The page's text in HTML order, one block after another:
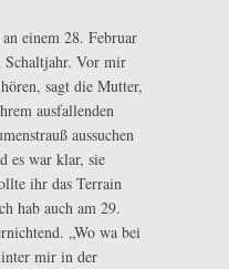
einem 28. Februar
Schaltjahr. Vor mir
sagt die Mutter,
ausfallenden
aussuchen
es war klar, sie
ihr das Terrain
hab auch am 29.
„Wo wa bei
mir in der